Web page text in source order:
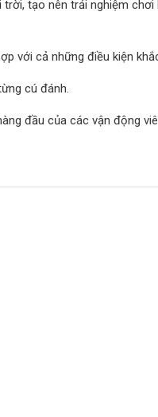
tạo nên trải nghiệm chơi
với cả những điều kiện
cú đánh.
đầu của các vận động